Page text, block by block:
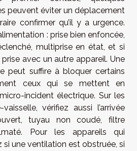
peuvent éviter un déplacement
confirmer qu’il y a urgence.
: prise bien enfoncée,
multiprise en état, et si
avec un autre appareil. Une
peut suffire à bloquer certains
ceux qui se mettent en
incident électrique. Sur les
vérifiez aussi l’arrivée
tuyau non coudé, filtre
Pour les appareils qui
si une ventilation est obstruée, si